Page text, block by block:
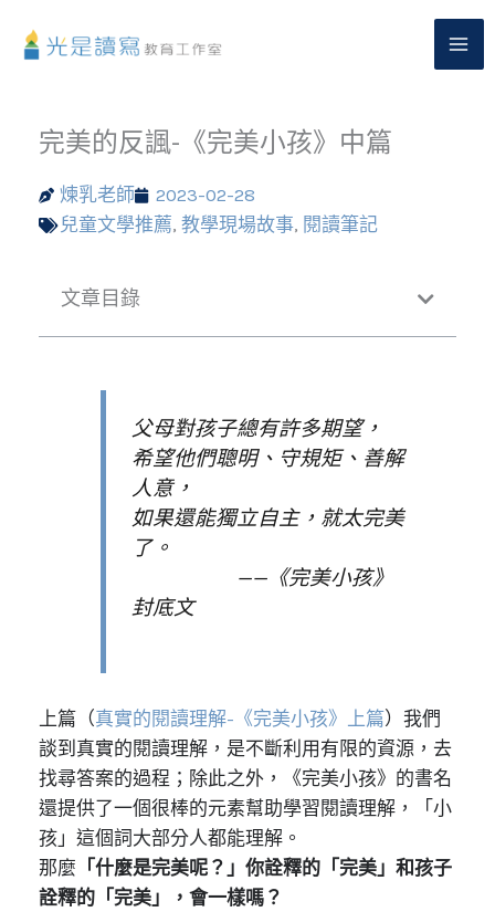
完美的反諷-《完美小孩》中篇
煉乳老師
2023-02-28
兒童文學推薦, 教學現場故事, 閱讀筆記
文章目錄
父母對孩子總有許多期望，
希望他們聰明、守規矩、善解
人意，
如果還能獨立自主，就太完美
了。
——《完美小孩》
封底文
上篇（真實的閱讀理解-《完美小孩》上篇）我們
談到真實的閱讀理解，是不斷利用有限的資源，去
找尋答案的過程；除此之外，《完美小孩》的書名
還提供了一個很棒的元素幫助學習閱讀理解，「小
孩」這個詞大部分人都能理解。
那麼 「什麼是完美呢？」你詮釋的「完美」和孩子
詮釋的「完美」，會一樣嗎？